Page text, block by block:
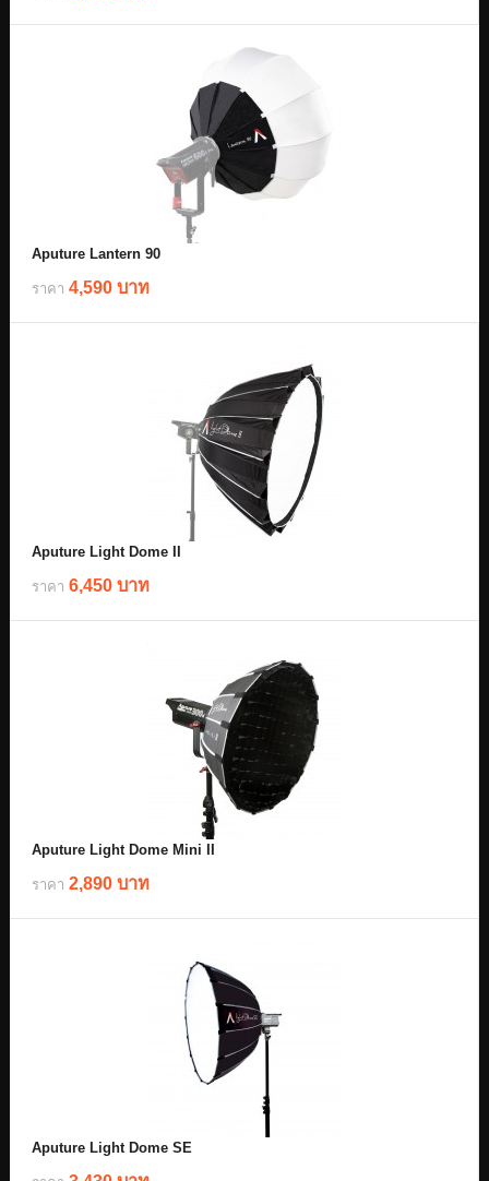
Aputure Lantern 90
ราคา 4,590 บาท
Aputure Light Dome II
ราคา 6,450 บาท
Aputure Light Dome Mini II
ราคา 2,890 บาท
Aputure Light Dome SE